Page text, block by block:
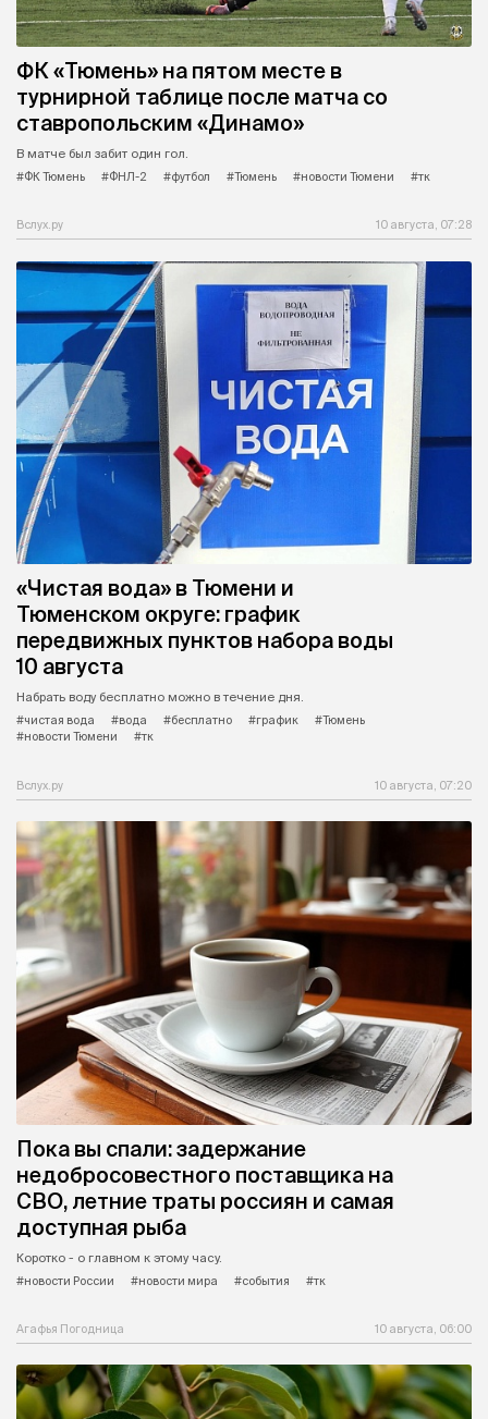
ФК «Тюмень» на пятом месте в
турнирной таблице после матча со
ставропольским «Динамо»
В матче был забит один гол.
#ФК Тюмень
#ФНЛ-2 #футбол #Тюмень #новости Тюмени #тк
Вслух.ру 10 августа, 07:28
«Чистая вода» в Тюмени и
Тюменском округе: график
передвижных пунктов набора воды
10 августа
Набрать воду бесплатно можно в течение дня.
#чистая вода
#вода #бесплатно #график
#Тюмень
#новости Тюмени
#тк
Вслух.ру 10 августа, 07:20
Пока вы спали: задержание
недобросовестного поставщика на
СВО, летние траты россиян и самая
доступная рыба
Коротко - о главном к этому часу.
#новости России
#новости мира #события #тк
Агафья Погодница 10 августа, 06:00